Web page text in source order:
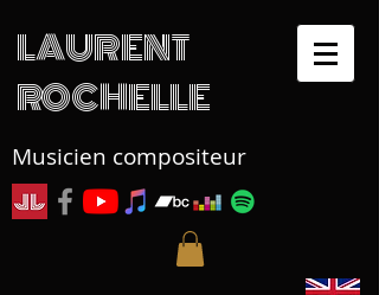
LAURENT
ROCHELLE
Musicien compositeur